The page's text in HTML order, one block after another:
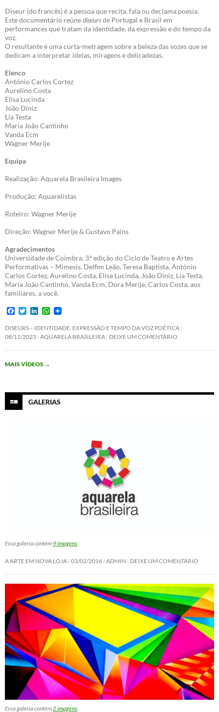
Diseur (do francês) é a pessoa que recita, fala ou declama poesia.
Este documentário reúnediseursde Portugal e Brasil em
performances que tratam da identidade, da expressão e do tempo da
voz.
O resultante é uma curta-metragem sobre a beleza das vozes que se
dedicam a interpretar ideias, miragens e delicadezas.
Elenco
António Carlos Cortez
Aurelino Costa
Elisa Lucinda
João Diniz
Lia Testa
Maria João Cantinho
Vanda Ecm
Wagner Merije
Equipa
Realização: Aquarela Brasileira Images
Produção: Aquarelistas
Roteiro: Wagner Merije
Direção: Wagner Merije & Gustavo Pains
Agradecimentos
Universidade de Coimbra, 3.ª edição do Ciclo de Teatro e Artes
Performativas – Mimesis, Delfim Leão, Teresa Baptista, António
Carlos Cortez, Aurelino Costa, Elisa Lucinda, João Diniz, Lia Testa,
Maria João Cantinho, Vanda Ecm, Dora Merije, Carlos Costa, aos
familiares, a você.
F
c
e
o
k
T
i
t
e
n
k
d
n
W
a
t
A
DISEURS – IDENTIDADE, EXPRESSÃO E TEMPO DA VOZ POÉTICA
08/11/2023 AQUARELA BRASILEIRA DEIXE UM COMENTÁRIO
MAIS VÍDEOS →
GALERIAS
Essa galeria contém 9 imagens.
A ARTE EM NOVA LOJA 03/02/2016 ADMIN DEIXE UM COMENTÁRIO
Essa galeria contém2 imagens.